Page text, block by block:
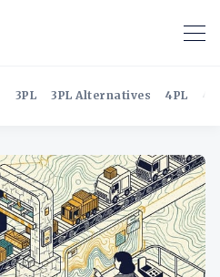
3PL 3PL Alternatives 4PL